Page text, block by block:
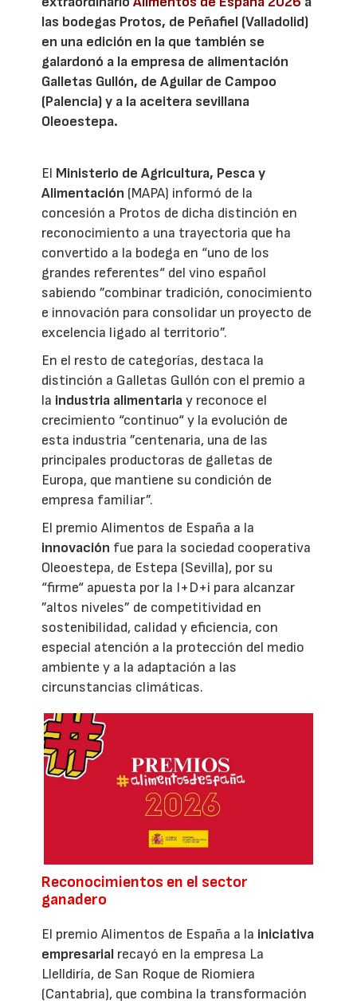
las bodegas Protos, de Peñafiel (Valladolid)
en una edición en la que también se
galardonó a la empresa de alimentación
Galletas Gullón, de Aguilar de Campoo
(Palencia) y a la aceitera sevillana
Oleoestepa.
El Ministerio de Agricultura, Pesca y
Alimentación (MAPA) informó de la
concesión a Protos de dicha distinción en
reconocimiento a una trayectoria que ha
convertido a la bodega en “uno de los
grandes referentes“ del vino español
sabiendo ”combinar tradición, conocimiento
e innovación para consolidar un proyecto de
excelencia ligado al territorio”.
En el resto de categorías, destaca la
distinción a Galletas Gullón con el premio a
la industria alimentariay reconoce el
crecimiento “continuo“ y la evolución de
esta industria ”centenaria, una de las
principales productoras de galletas de
Europa, que mantiene su condición de
empresa familiar”.
El premio Alimentos de España a la
innovación fue para la sociedad cooperativa
Oleoestepa, de Estepa (Sevilla), por su
“firme“ apuesta por la I+D+i para alcanzar
”altos niveles” de competitividad en
sostenibilidad, calidad y eficiencia, con
especial atención a la protección del medio
ambiente y a la adaptación a las
circunstancias climáticas.
Reconocimientos en el sector
ganadero
El premio Alimentos de España a la iniciativa
empresarial recayó en la empresa La
Llelldiría, de San Roque de Riomiera
(Cantabria), que combina la transformación